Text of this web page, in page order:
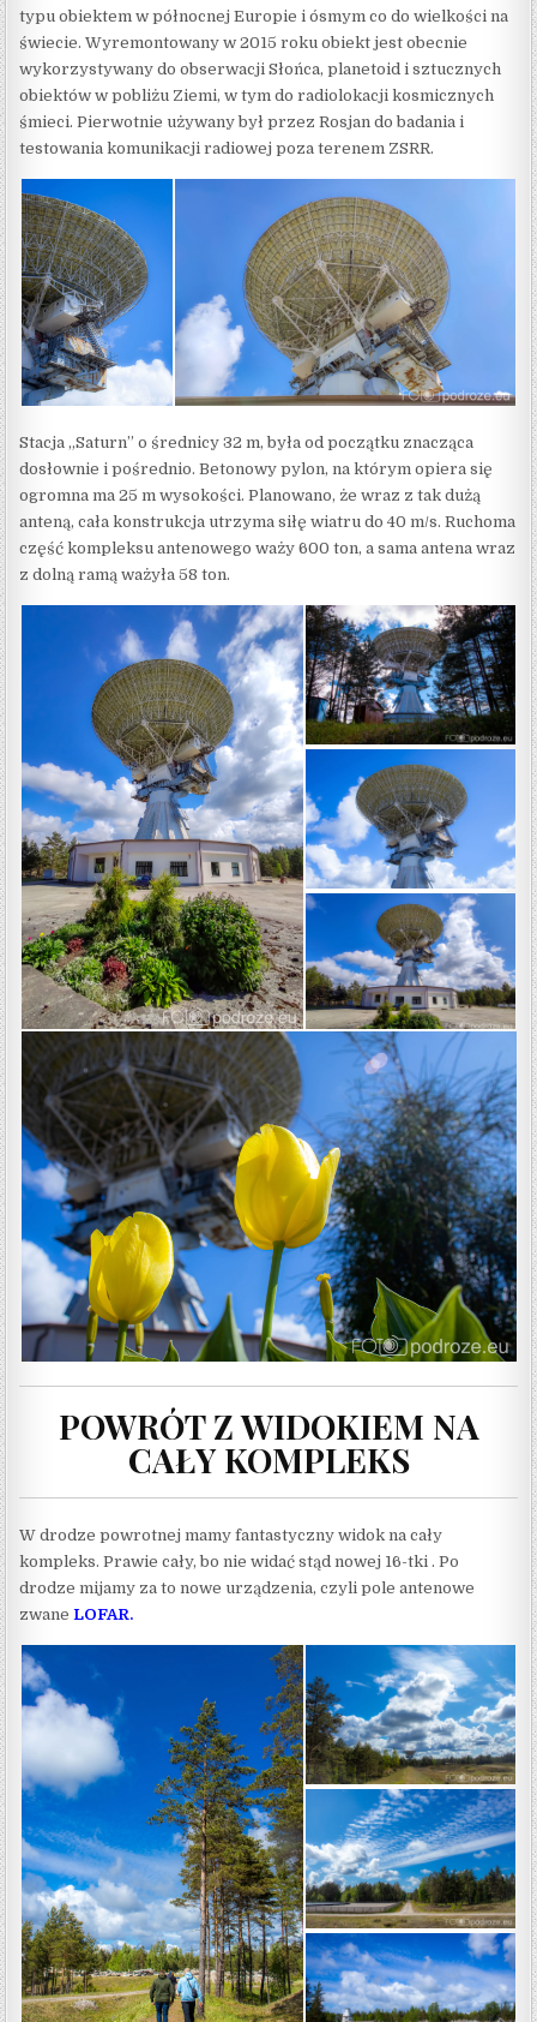
typu obiektem w północnej Europie i ósmym co do wielkości na
świecie. Wyremontowany w 2015 roku obiekt jest obecnie
wykorzystywany do obserwacji Słońca, planetoid i sztucznych
obiektów w pobliżu Ziemi, w tym do radiolokacji kosmicznych
śmieci. Pierwotnie używany był przez Rosjan do badania i
testowania komunikacji radiowej poza terenem ZSRR.
Stacja „Saturn” o średnicy 32 m, była od początku znacząca
dosłownie i pośrednio. Betonowy pylon, na którym opiera się
ogromna ma 25 m wysokości. Planowano, że wraz z tak dużą
anteną, cała konstrukcja utrzyma siłę wiatru do 40 m/s. Ruchoma
część kompleksu antenowego waży 600 ton, a sama antena wraz
z dolną ramą ważyła 58 ton.
POWRÓT Z WIDOKIEM NA
CAŁY KOMPLEKS
W drodze powrotnej mamy fantastyczny widok na cały
kompleks. Prawie cały, bo nie widać stąd nowej 16-tki . Po
drodze mijamy za to nowe urządzenia, czyli pole antenowe
zwaneLOFAR.